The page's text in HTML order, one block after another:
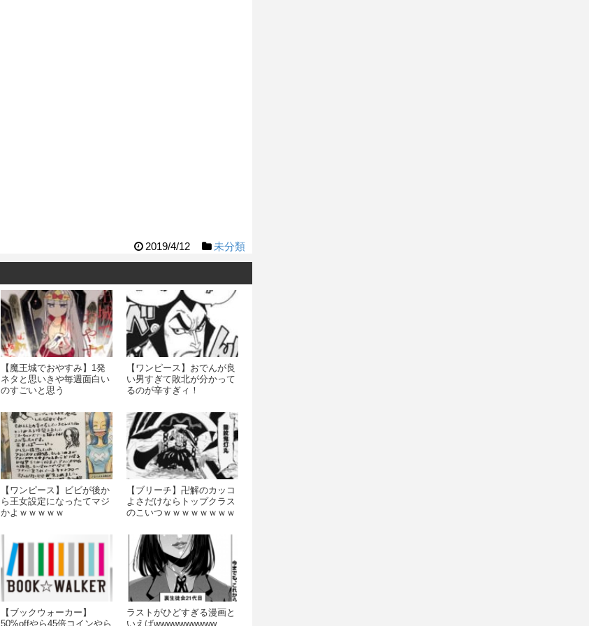
2019/4/12 未分類
【魔王城でおやすみ】1発
ネタと思いきや毎週面白い
のすごいと思う
【ワンピース】おでんが良
い男すぎて敗北が分かって
るのが辛すぎィ！
【ワンピース】ビビが後か
ら王女設定になったてマジ
かよｗｗｗｗｗ
【ブリーチ】卍解のカッコ
よさだけならトップクラス
のこいつｗｗｗｗｗｗｗｗ
【ブックウォーカー】
50%offやら45倍コインやら
ラストがひどすぎる漫画と
いえばwwwwwwwwww